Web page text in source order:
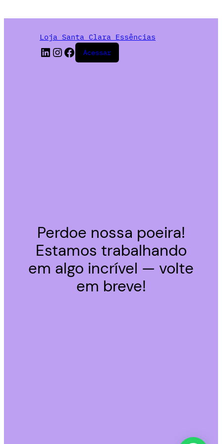
Loja Santa Clara Essências
Acessar
Perdoe nossa poeira!
Estamos trabalhando
em algo incrível — volte
em breve!